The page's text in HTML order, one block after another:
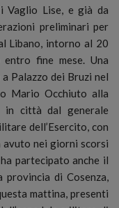
Vaglio Lise, e già da
preliminari per
Libano, intorno al 20
fine mese. Una
Palazzo dei Bruzi nel
Mario Occhiuto alla
in città dal generale
dell’Esercito, con
avuto nei giorni scorsi
partecipato anche il
provincia di Cosenza,
mattina, presenti